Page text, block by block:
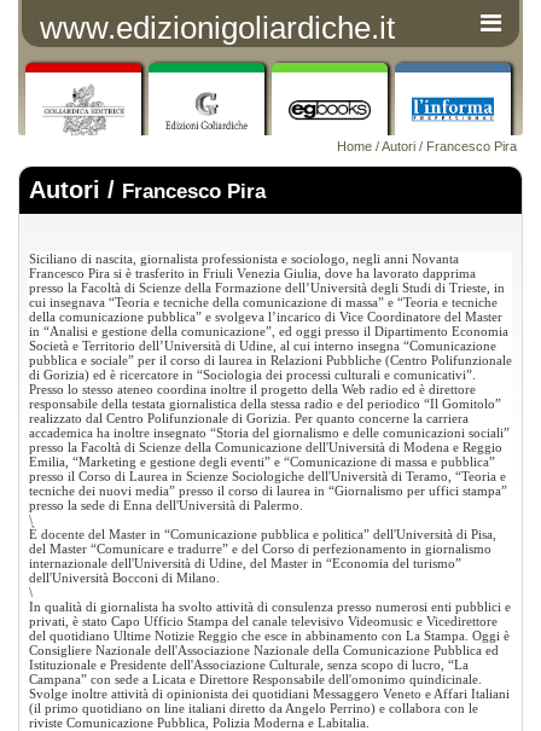
www.edizionigoliardiche.it
Home /Autori / Francesco Pira
Autori / Francesco Pira
Siciliano di nascita, giornalista professionista e sociologo, negli anni Novanta
Francesco Pira si è trasferito in Friuli Venezia Giulia, dove ha lavorato dapprima
presso la Facoltà di Scienze della Formazione dell’Università degli Studi di Trieste, in
cui insegnava “Teoria e tecniche della comunicazione di massa” e “Teoria e tecniche
della comunicazione pubblica” e svolgeva l’incarico di Vice Coordinatore del Master
in “Analisi e gestione della comunicazione”, ed oggi presso il Dipartimento Economia
Società e Territorio dell’Università di Udine, al cui interno insegna “Comunicazione
pubblica e sociale” per il corso di laurea in Relazioni Pubbliche (Centro Polifunzionale
di Gorizia) ed è ricercatore in “Sociologia dei processi culturali e comunicativi”.
Presso lo stesso ateneo coordina inoltre il progetto della Web radio ed è direttore
responsabile della testata giornalistica della stessa radio e del periodico “Il Gomitolo”
realizzato dal Centro Polifunzionale di Gorizia. Per quanto concerne la carriera
accademica ha inoltre insegnato “Storia del giornalismo e delle comunicazioni sociali”
presso la Facoltà di Scienze della Comunicazione dell'Università di Modena e Reggio
Emilia, “Marketing e gestione degli eventi” e “Comunicazione di massa e pubblica”
presso il Corso di Laurea in Scienze Sociologiche dell'Università di Teramo, “Teoria e
tecniche dei nuovi media” presso il corso di laurea in “Giornalismo per uffici stampa”
presso la sede di Enna dell'Università di Palermo.
\
È docente del Master in “Comunicazione pubblica e politica” dell'Università di Pisa,
del Master “Comunicare e tradurre” e del Corso di perfezionamento in giornalismo
internazionale dell'Università di Udine, del Master in “Economia del turismo”
dell'Università Bocconi di Milano.
\
In qualità di giornalista ha svolto attività di consulenza presso numerosi enti pubblici e
privati, è stato Capo Ufficio Stampa del canale televisivo Videomusic e Vicedirettore
del quotidiano Ultime Notizie Reggio che esce in abbinamento con La Stampa. Oggi è
Consigliere Nazionale dell'Associazione Nazionale della Comunicazione Pubblica ed
Istituzionale e Presidente dell'Associazione Culturale, senza scopo di lucro, “La
Campana” con sede a Licata e Direttore Responsabile dell'omonimo quindicinale.
Svolge inoltre attività di opinionista dei quotidiani Messaggero Veneto e Affari Italiani
(il primo quotidiano on line italiani diretto da Angelo Perrino) e collabora con le
riviste Comunicazione Pubblica, Polizia Moderna e Labitalia.